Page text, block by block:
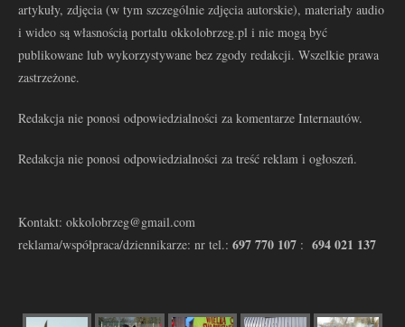
artykuły, zdjęcia (w tym szczególnie zdjęcia autorskie), materiały audio
i wideo są własnością portalu okkolobrzeg.pl i nie mogą być
publikowane lub wykorzystywane bez zgody redakcji. Wszelkie prawa
zastrzeżone.
Redakcja nie ponosi odpowiedzialności za komentarze Internautów.
Redakcja nie ponosi odpowiedzialności za treść reklam i ogłoszeń.
Kontakt: okkolobrzeg@gmail.com
reklama/współpraca/dziennikarze: nr tel.: 697 770 107 : 694 021 137